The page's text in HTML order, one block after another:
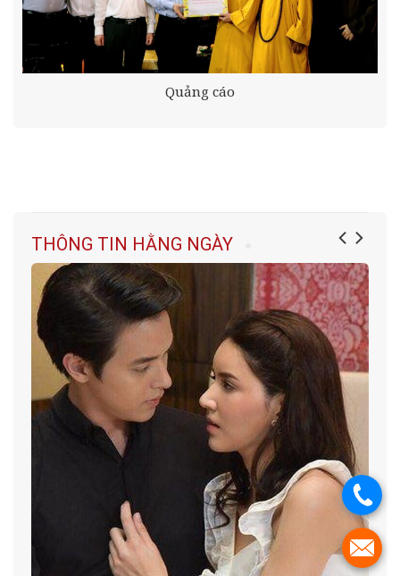
Quảng cáo
THÔNG TIN HẰNG NGÀY
.
.